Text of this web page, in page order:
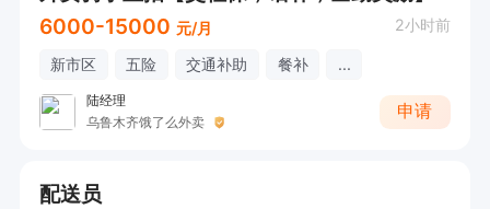
6000-15000 元/月 2小时前
新市区 五险 交通补助 餐补 ...
陆经理
乌鲁木齐饿了么外卖
申请
配送员